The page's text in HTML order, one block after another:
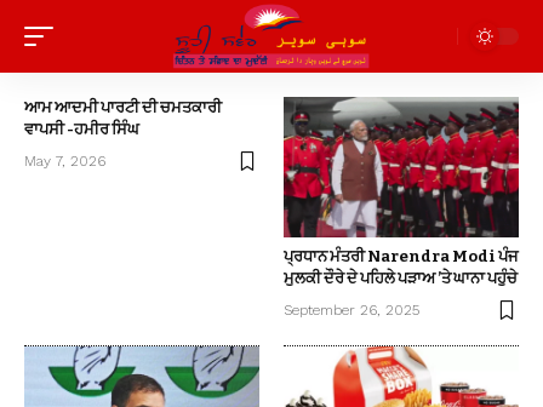
ਆਮ ਆਦਮੀ ਪਾਰਟੀ ਦੀ ਚਮਤਕਾਰੀ
ਵਾਪਸੀ -ਹਮੀਰ ਸਿੰਘ
May 7, 2026
ਪ੍ਰਧਾਨ ਮੰਤਰੀ Narendra Modi ਪੰਜ
ਮੁਲਕੀ ਦੌਰੇ ਦੇ ਪਹਿਲੇ ਪੜਾਅ ’ਤੇ ਘਾਨਾ ਪਹੁੰਚੇ
September 26, 2025